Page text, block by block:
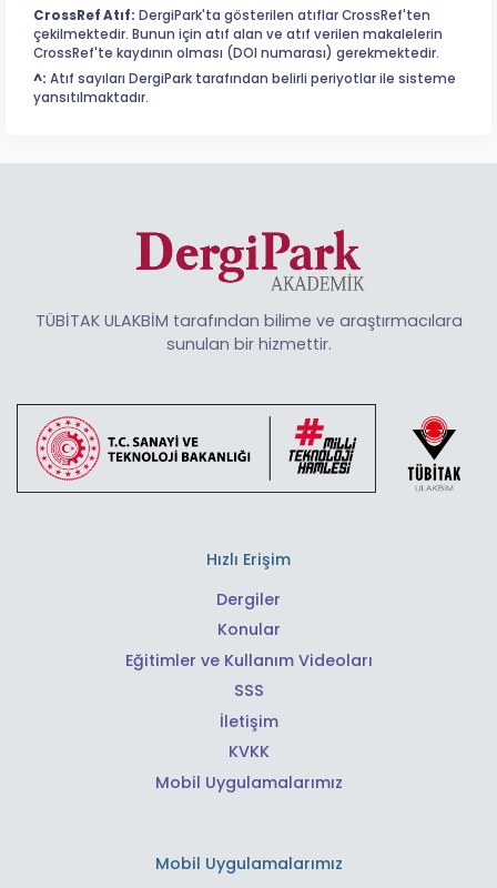
CrossRef Atıf: DergiPark'ta gösterilen atıflar CrossRef'ten
çekilmektedir. Bunun için atıf alan ve atıf verilen makalelerin
CrossRef'te kaydının olması (DOI numarası) gerekmektedir.
^: Atıf sayıları DergiPark tarafından belirli periyotlar ile sisteme
yansıtılmaktadır.
TÜBİTAK ULAKBİM tarafından bilime ve araştırmacılara
sunulan bir hizmettir.
Hızlı Erişim
Dergiler
Konular
Eğitimler ve Kullanım Videoları
SSS
İletişim
KVKK
Mobil Uygulamalarımız
Mobil Uygulamalarımız